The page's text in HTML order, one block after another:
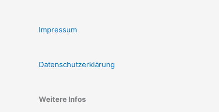
Impressum
Datenschutzerklärung
Weitere Infos